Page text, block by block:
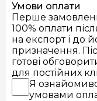
Умови оплати
Перше
100% оплати
на експорт і до
призначення.
готові
для постійних
Я
умовами